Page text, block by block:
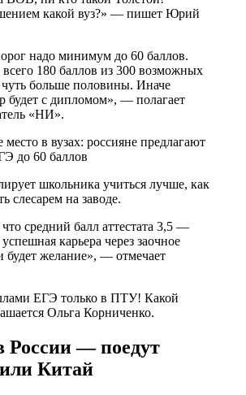
какой вуз?» — пишет Юрий
надо минимум до 60 баллов.
180 баллов из 300 возможных
больше половины. Иначе
будет с дипломом», — полагает
«НИ».
школьника учиться лучше, как
слесарем на заводе.
что средний балл аттестата 3,5 —
карьера через заочное
будет желание», — отмечает
ЕГЭ только в ПТУ! Какой
Ольга Корниченко.
России — поедут
Китай